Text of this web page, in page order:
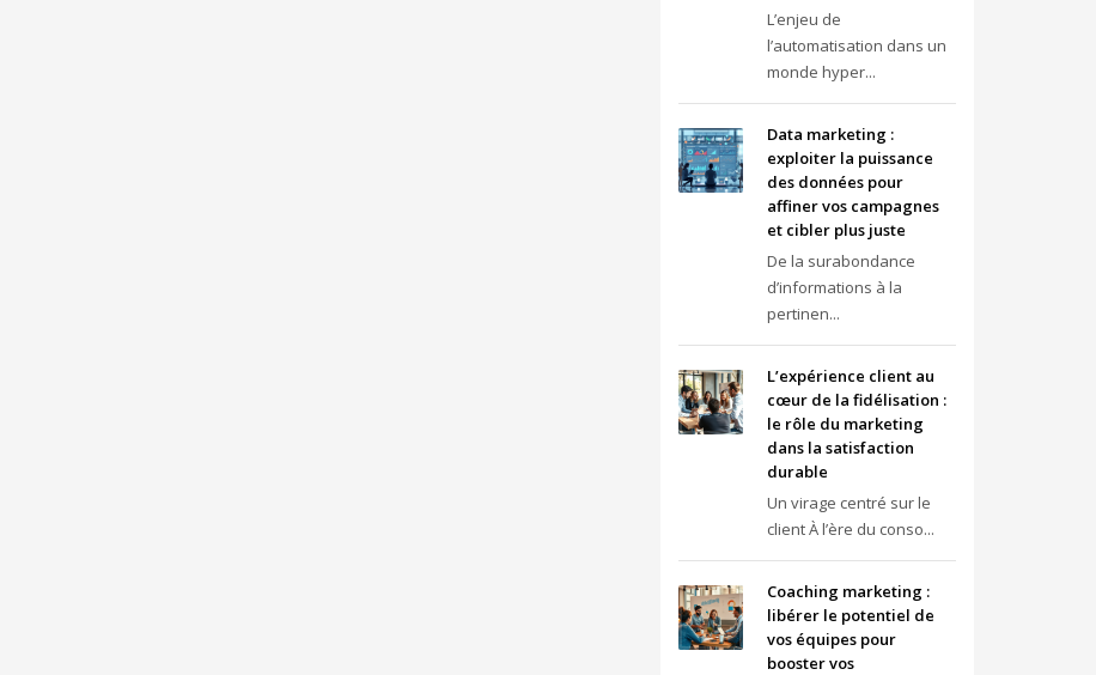
L’enjeu de
l’automatisation dans un
monde hyper...
Data marketing :
exploiter la puissance
des données pour
affiner vos campagnes
et cibler plus juste
De la surabondance
d’informations à la
pertinen...
L’expérience client au
cœur de la fidélisation :
le rôle du marketing
dans la satisfaction
durable
Un virage centré sur le
client À l’ère du conso...
Coaching marketing :
libérer le potentiel de
vos équipes pour
booster vos